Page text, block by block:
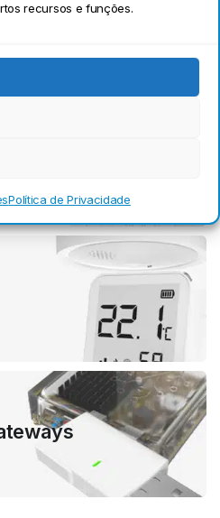
recursos e funções.
Política de Privacidade